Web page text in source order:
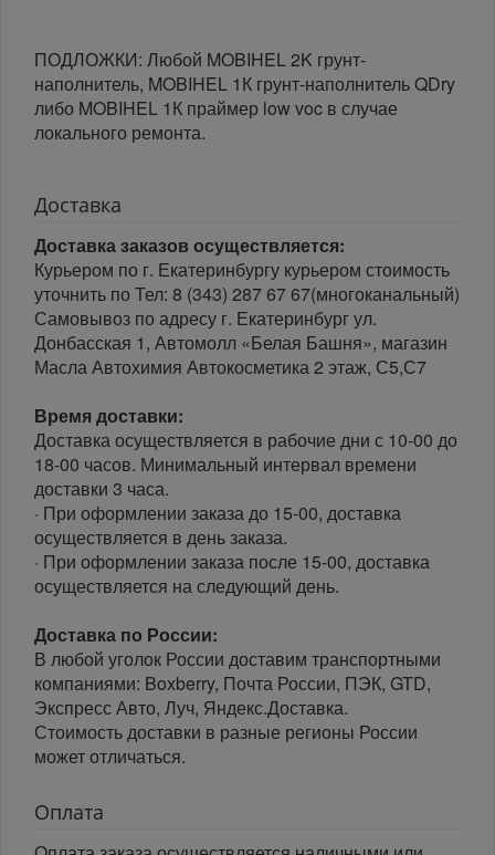
ПОДЛОЖКИ: Любой MOBIHEL 2K грунт-
наполнитель, MOBIHEL 1К грунт-наполнитель QDry
либо MOBIHEL 1К праймер low voc в случае
локального ремонта.
Доставка
Доставка заказов осуществляется:
Курьером по г. Екатеринбургу курьером стоимость
уточнить по Тел: 8 (343) 287 67 67(многоканальный)
Самовывоз по адресу г. Екатеринбург ул.
Донбасская 1, Автомолл «Белая Башня», магазин
Масла Автохимия Автокосметика 2 этаж, С5,С7
Время доставки:
Доставка осуществляется в рабочие дни с 10-00 до
18-00 часов. Минимальный интервал времени
доставки 3 часа.
· При оформлении заказа до 15-00, доставка
осуществляется в день заказа.
· При оформлении заказа после 15-00, доставка
осуществляется на следующий день.
Доставка по России:
В любой уголок России доставим транспортными
компаниями: Boxberry, Почта России, ПЭК, GTD,
Экспресс Авто, Луч, Яндекс.Доставка.
Стоимость доставки в разные регионы России
может отличаться.
Оплата